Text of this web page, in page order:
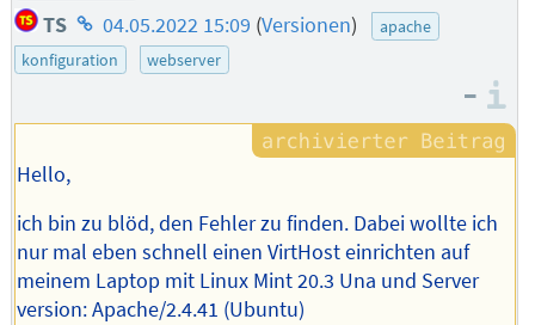
TS Homepage
des
04.05.2022 15:09 (Versionen)
apache
konfiguration
webserver
–
Hello,
ich bin zu blöd, den Fehler zu finden. Dabei wollte ich
nur mal eben schnell einen VirtHost einrichten auf
meinem Laptop mit Linux Mint 20.3 Una und Server
version: Apache/2.4.41 (Ubuntu)